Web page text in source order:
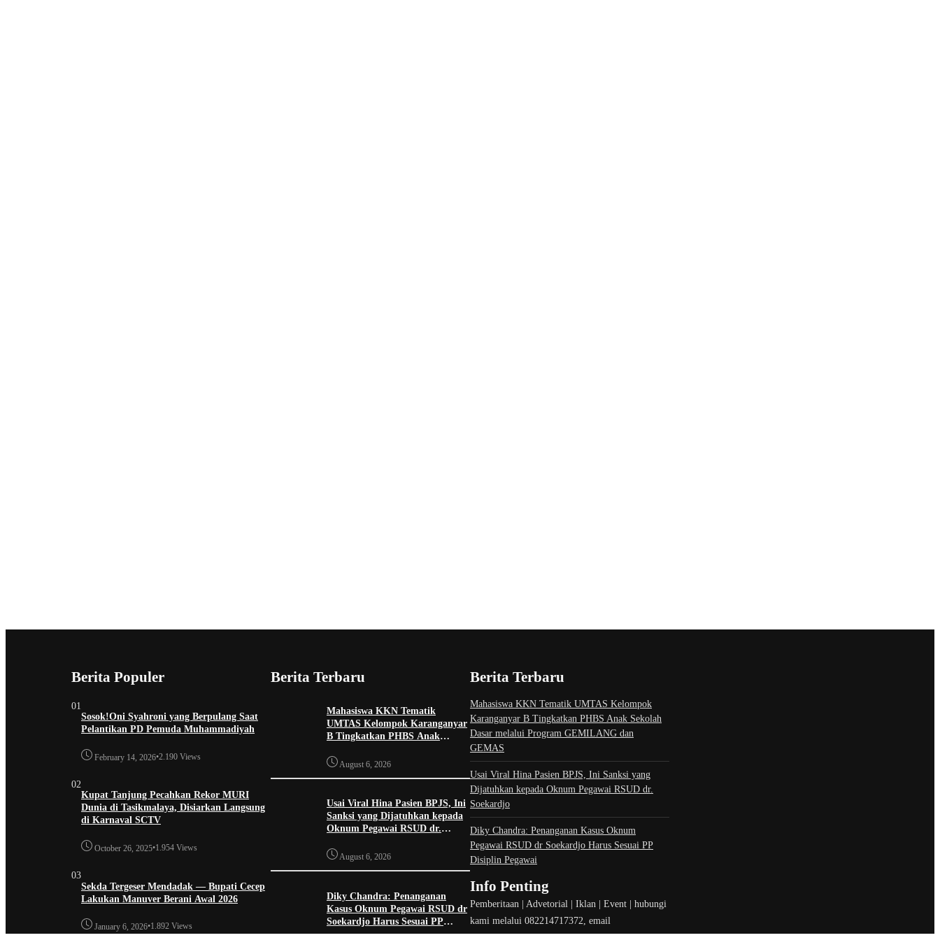
Berita Populer
01
Sosok!Oni Syahroni yang Berpulang Saat
Pelantikan PD Pemuda Muhammadiyah
February 14, 2026•2.190 Views
02
Kupat Tanjung Pecahkan Rekor MURI
Dunia di Tasikmalaya, Disiarkan Langsung
di Karnaval SCTV
October 26, 2025•1.954 Views
03
Sekda Tergeser Mendadak — Bupati Cecep
Lakukan Manuver Berani Awal 2026
January 6, 2026•1.892 Views
Berita Terbaru
Mahasiswa KKN Tematik
UMTAS Kelompok Karanganyar
B Tingkatkan PHBS Anak
GEMILANG dan GEMAS
August 6, 2026
Usai Viral Hina Pasien BPJS, Ini
Sanksi yang Dijatuhkan kepada
Oknum Pegawai RSUD dr.
August 6, 2026
Diky Chandra: Penanganan
Kasus Oknum Pegawai RSUD dr
Soekardjo Harus Sesuai PP
Disiplin Pegawai
Berita Terbaru
Mahasiswa KKN Tematik UMTAS Kelompok
Karanganyar B Tingkatkan PHBS Anak Sekolah
Dasar melalui Program GEMILANG dan
GEMAS
Usai Viral Hina Pasien BPJS, Ini Sanksi yang
Dijatuhkan kepada Oknum Pegawai RSUD dr.
Soekardjo
Diky Chandra: Penanganan Kasus Oknum
Pegawai RSUD dr Soekardjo Harus Sesuai PP
Disiplin Pegawai
Info Penting
Pemberitaan | Advetorial | Iklan | Event | hubungi
kami melalui 082214717372, email
redaksi.tasikid@gmail.com atau melalui sosial